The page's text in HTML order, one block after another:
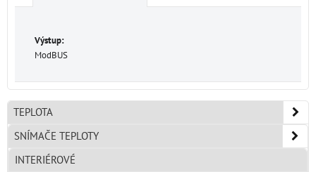
Výstup:
ModBUS
TEPLOTA
SNÍMAČE TEPLOTY
INTERIÉROVÉ